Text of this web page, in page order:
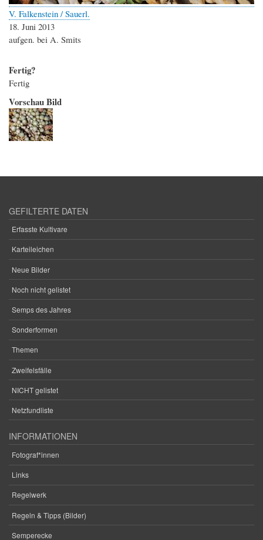
V. Falkenstein / Sauerl.
18. Juni 2013
aufgen. bei A. Smits
Fertig?
Fertig
Vorschau Bild
GEFILTERTE DATEN
Erfasste Kultivare
Karteileichen
Neue Bilder
Noch nicht gelistet
Semps des Jahres
Sonderformen
Themen
Zweifelsfälle
NICHT gelistet
Netzfundliste
INFORMATIONEN
Fotograf*innen
Links
Regelwerk
Regeln & Tipps (Bilder)
Semperecke